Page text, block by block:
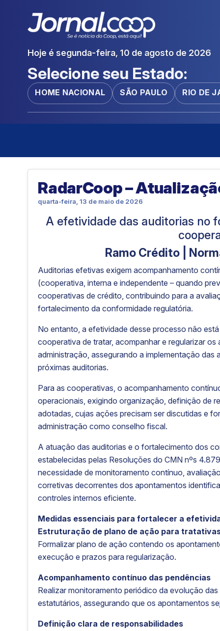
Hoje é segunda-feira, 10 de agosto de 2026
Selecione seu Estado:
HOME NACIONAL SÃO PAULO RIO DE
RadarCoop –
quarta-feira, 13 de maio de 2026
A efetividade das auditorias no
Ramo Crédito |
Auditorias efetivas exigem acompanhamento
(cooperativa, interna e independente – quando
cooperativas de crédito, contribuindo para a
fortalecimento da conformidade regulatória.
No entanto, a efetividade desse processo não
cooperativa de tratar, acompanhar e regularizar
administração, assegurando a implementação
próximas auditorias.
Para as cooperativas, o acompanhamento
operacionais, exigindo organização, definição de
adotadas, cujas ações precisam ser discutidas e
administração como conselho fiscal.
A atuação das auditorias e o fortalecimento dos
estabelecidas pelas Resoluções do CMN nºs
necessidade de monitoramento contínuo,
corretivas decorrentes dos apontamentos
controles internos eficiente.
Medidas essenciais para fortalecer a
Estruturação de plano de ação para
Formalizar plano de ação contendo os
execução e prazos para regularização.
Acompanhamento contínuo das pendências
Realizar monitoramento periódico da evolução
estatutários, assegurando que os apontamentos
Definição clara de responsabilidades